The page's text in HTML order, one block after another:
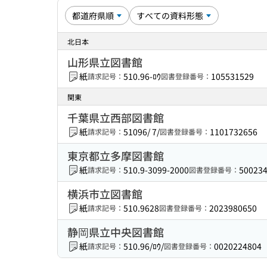
北日本
山形県立図書館
紙請求記号： 510.96-ﾛｳ図書登録番号： 105531529
関東
千葉県立西部図書館
紙請求記号： 51096/ 7/図書登録番号： 1101732656
東京都立多摩図書館
紙請求記号： 510.9-3099-2000図書登録番号：
横浜市立図書館
紙請求記号： 510.9628図書登録番号： 2023980650
静岡県立中央図書館
紙請求記号： 510.96/ﾛｳ/図書登録番号： 0020224804